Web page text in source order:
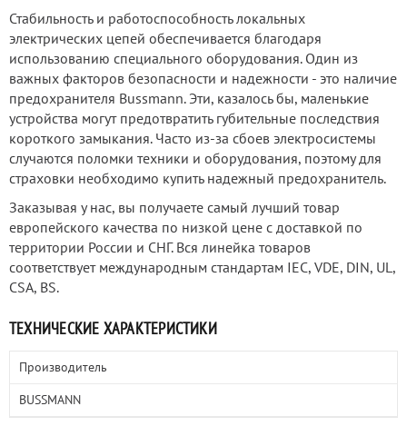
Стабильность и работоспособность локальных
электрических цепей обеспечивается благодаря
использованию специального оборудования. Один из
важных факторов безопасности и надежности - это наличие
предохранителя Bussmann. Эти, казалось бы, маленькие
устройства могут предотвратить губительные последствия
короткого замыкания. Часто из-за сбоев электросистемы
случаются поломки техники и оборудования, поэтому для
страховки необходимо купить надежный предохранитель.
Заказывая у нас, вы получаете самый лучший товар
европейского качества по низкой цене с доставкой по
территории России и СНГ. Вся линейка товаров
соответствует международным стандартам IEC, VDE, DIN, UL,
CSA, BS.
ТЕХНИЧЕСКИЕ ХАРАКТЕРИСТИКИ
Производитель
BUSSMANN